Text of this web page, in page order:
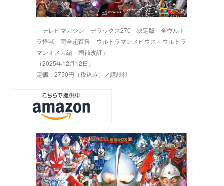
「テレビマガジン デラックス270 決定版 全ウルト
ラ怪獣 完全超百科 ウルトラマンメビウス～ウルトラ
マンオメガ編 増補改訂」
（2025年12月12日）
定価：2750円（税込み）／講談社